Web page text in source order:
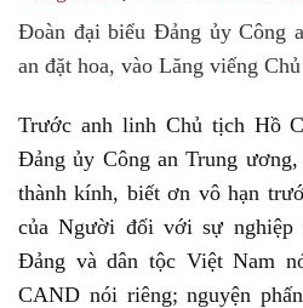
Đoàn đại biểu Đảng ủy Công
an đặt hoa, vào Lăng viếng
Trước anh linh Chủ tịch Hồ
Đảng ủy Công an Trung
thành kính, biết ơn vô hạn
của Người đối với sự nghiệp
Đảng và dân tộc Việt Nam
CAND nói riêng; nguyện